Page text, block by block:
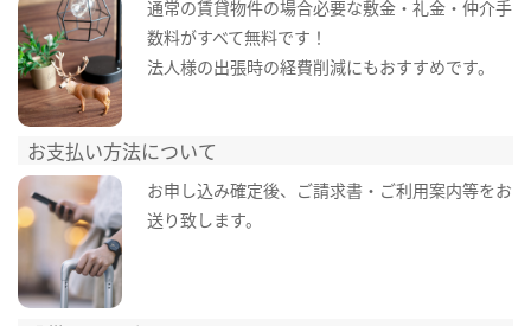
通常の賃貸物件の場合必要な敷金・礼金・仲介手
数料がすべて無料です！
法人様の出張時の経費削減にもおすすめです。
お支払い方法について
お申し込み確定後、ご請求書・ご利用案内等をお
送り致します。